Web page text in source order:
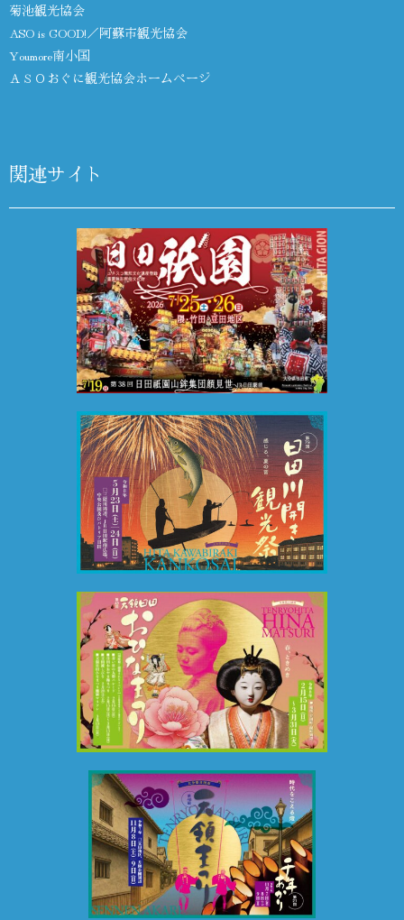
菊池観光協会
ASO is GOOD!／阿蘇市観光協会
Youmore南小国
ＡＳＯおぐに観光協会ホームページ
関連サイト